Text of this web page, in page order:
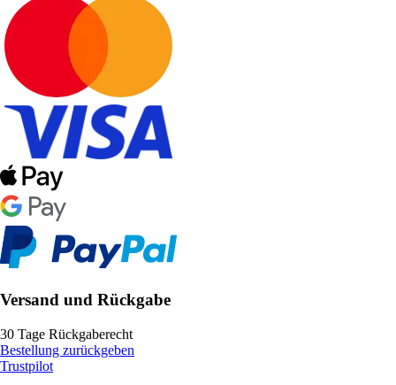
Versand und Rückgabe
30 Tage Rückgaberecht
Bestellung zurückgeben
Trustpilot